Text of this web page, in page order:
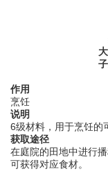
作用
烹饪
说明
6级材料，用于烹饪的
获取途径
在庭院的田地中进行
可获得对应食材。